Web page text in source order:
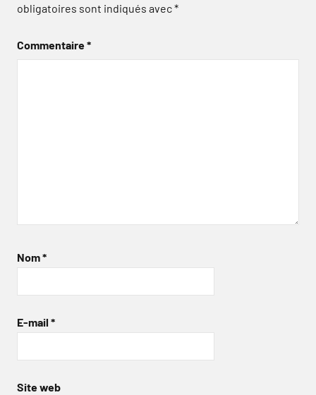
obligatoires sont indiqués avec*
Commentaire*
Nom*
E-mail *
Site web